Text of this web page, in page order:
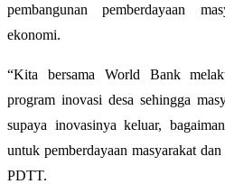
pembangunan pemberdayaan
ekonomi.
“Kita bersama World Bank
program inovasi desa sehingga
supaya inovasinya keluar,
untuk pemberdayaan masyarakat
PDTT.